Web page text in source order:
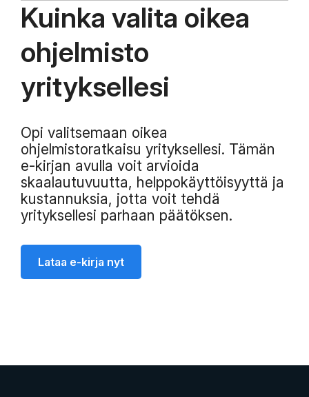
Kuinka valita oikea
ohjelmisto
yrityksellesi
Opi valitsemaan oikea
ohjelmistoratkaisu yrityksellesi. Tämän
e-kirjan avulla voit arvioida
skaalautuvuutta, helppokäyttöisyyttä ja
kustannuksia, jotta voit tehdä
yrityksellesi parhaan päätöksen.
Lataa e-kirja nyt